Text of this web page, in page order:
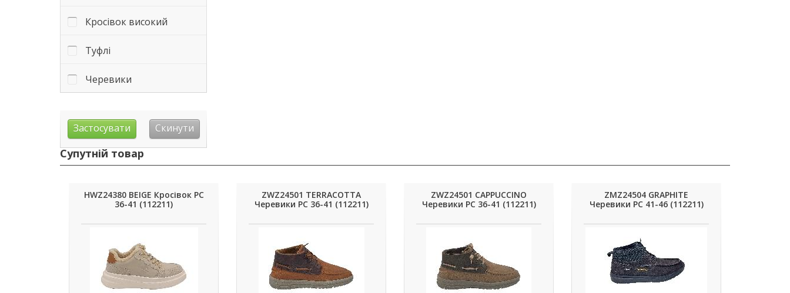
Кросівок високий
Туфлі
Черевики
Супутній товар
HWZ24380 BEIGE Кросівок РС
36-41 (112211)
ZWZ24501 TERRACOTTA
Черевики РС 36-41 (112211)
ZWZ24501 CAPPUCCINO
Черевики РС 36-41 (112211)
ZMZ24504 GRAPHITE
Черевики РС 41-46 (112211)